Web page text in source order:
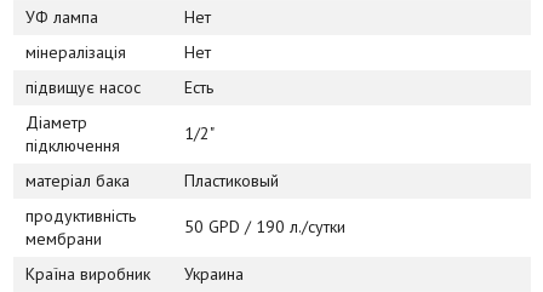
УФ лампа
Нет
мінералізація
Нет
підвищує насос
Есть
Діаметр
підключення
1/2"
матеріал бака
Пластиковый
продуктивність
мембрани
50 GPD / 190 л./сутки
Країна виробник
Украина